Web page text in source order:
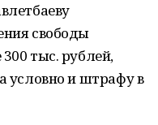
свободы
тыс. рублей,
условно и штрафу в